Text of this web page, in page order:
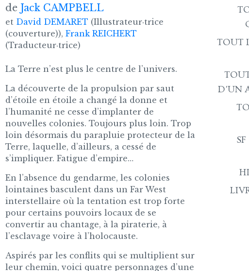
TOUT
D'UN
de Jack CAMPBELL
et David DEMARET (Illustrateur·trice
(couverture)), Frank REICHERT
(Traducteur·trice)
La Terre n’est plus le centre de l’univers.
La découverte de la propulsion par saut
d’étoile en étoile a changé la donne et
l’humanité ne cesse d’implanter de
nouvelles colonies. Toujours plus loin. Trop
loin désormais du parapluie protecteur de la
Terre, laquelle, d’ailleurs, a cessé de
s’impliquer. Fatigue d’empire…
En l’absence du gendarme, les colonies
lointaines basculent dans un Far West
interstellaire où la tentation est trop forte
pour certains pouvoirs locaux de se
convertir au chantage, à la piraterie, à
l’esclavage voire à l’holocauste.
Aspirés par les conflits qui se multiplient sur
leur chemin, voici quatre personnages d’une